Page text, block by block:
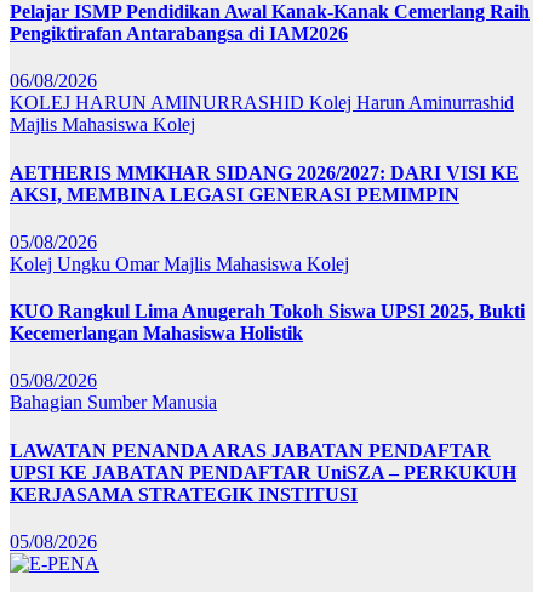
Pelajar ISMP Pendidikan Awal Kanak-Kanak Cemerlang Raih
Pengiktirafan Antarabangsa di IAM2026
06/08/2026
KOLEJ HARUN AMINURRASHID Kolej Harun Aminurrashid
Majlis Mahasiswa Kolej
AETHERIS MMKHAR SIDANG 2026/2027: DARI VISI KE
AKSI, MEMBINA LEGASI GENERASI PEMIMPIN
05/08/2026
Kolej Ungku OmarMajlis Mahasiswa Kolej
KUO Rangkul Lima Anugerah Tokoh Siswa UPSI 2025, Bukti
Kecemerlangan Mahasiswa Holistik
05/08/2026
Bahagian Sumber Manusia
LAWATAN PENANDA ARAS JABATAN PENDAFTAR
UPSI KE JABATAN PENDAFTAR UniSZA – PERKUKUH
KERJASAMA STRATEGIK INSTITUSI
05/08/2026